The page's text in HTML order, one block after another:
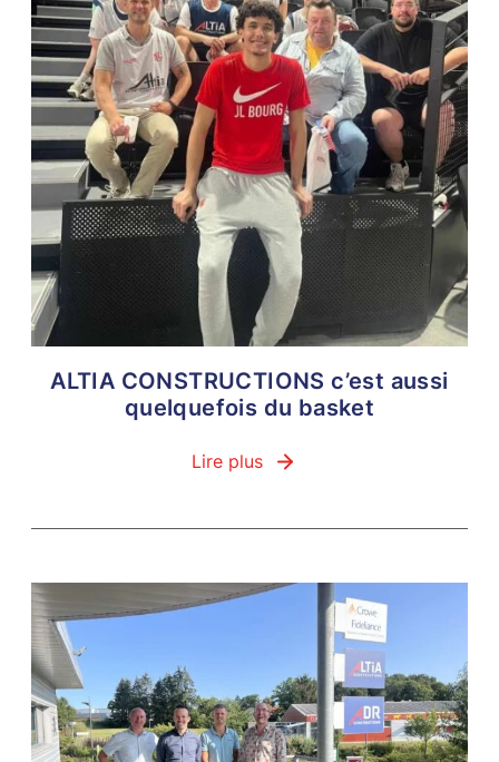
ALTIA CONSTRUCTIONS c’est aussi
quelquefois du basket
Lire plus